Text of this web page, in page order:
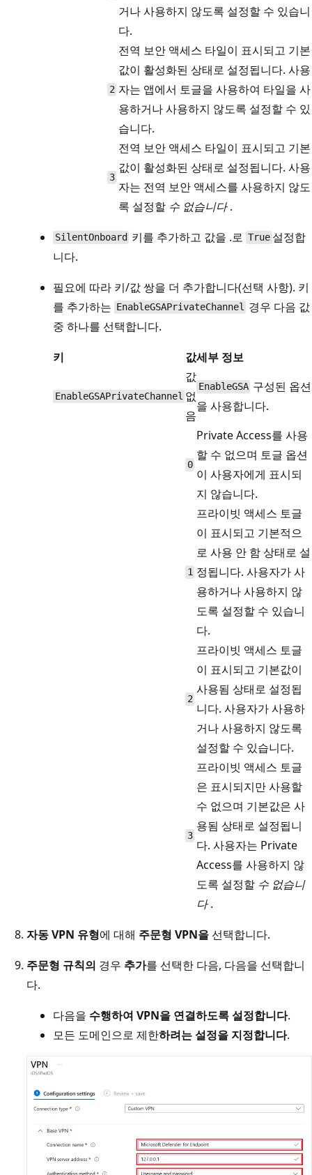
거나 사용하지 않도록 설정할 수 있습니
다.
2
전역 보안 액세스 타일이 표시되고 기본
값이 활성화된 상태로 설정됩니다. 사용
자는 앱에서 토글을 사용하여 타일을 사
용하거나 사용하지 않도록 설정할 수 있
습니다.
3
전역 보안 액세스 타일이 표시되고 기본
값이 활성화된 상태로 설정됩니다. 사용
자는 전역 보안 액세스를 사용하지 않도
록 설정할 수 없습니다.
SilentOnboard 키를 추가하고 값을 .로True설정합
니다.
필요에 따라 키/값 쌍을 더 추가합니다(선택 사항). 키
를 추가하는 EnableGSAPrivateChannel 경우 다음 값
중 하나를 선택합니다.
키
값세부 정보
EnableGSAPrivateChannel
값
없
음
EnableGSA 구성된 옵션
을 사용합니다.
0
Private Access를 사용
할 수 없으며 토글 옵션
이 사용자에게 표시되
지 않습니다.
1
프라이빗 액세스 토글
이 표시되고 기본적으
로 사용 안 함 상태로 설
정됩니다. 사용자가 사
용하거나 사용하지 않
도록 설정할 수 있습니
다.
2
프라이빗 액세스 토글
이 표시되고 기본값이
사용됨 상태로 설정됩
니다. 사용자가 사용하
거나 사용하지 않도록
설정할 수 있습니다.
3
프라이빗 액세스 토글
은 표시되지만 사용할
수 없으며 기본값은 사
용됨 상태로 설정됩니
다. 사용자는 Private
Access를 사용하지 않
도록 설정할 수 없습니
다.
자동 VPN 유형에 대해 주문형 VPN을 선택합니다.
주문형 규칙의 경우 추가를 선택한 다음, 다음을 선택합니
다.
다음을 수행하여 VPN을 연결하도록설정합니다.
모든 도메인으로 제한하려는 설정을 지정합니다.